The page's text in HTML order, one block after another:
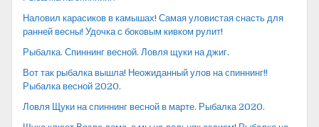
Наловил карасиков в камышах! Самая уловистая снасть для
ранней весны! Удочка с боковым кивком рулит!
Рыбалка. Спиннинг весной. Ловля щуки на джиг.
Вот так рыбалка вышла! Неожиданный улов на спиннинг!!
Рыбалка весной 2020.
Ловля Щуки на спиннинг весной в марте. Рыбалка 2020.